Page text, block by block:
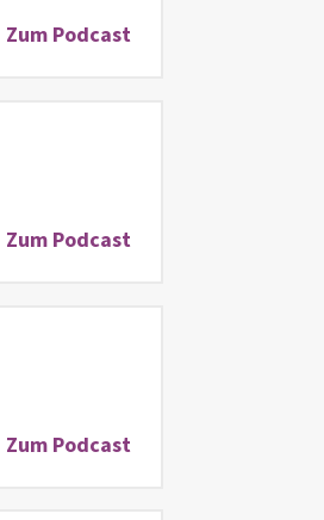
Zum Podcast
Zum Podcast
Zum Podcast